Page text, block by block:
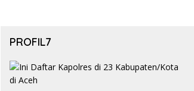
PROFIL7